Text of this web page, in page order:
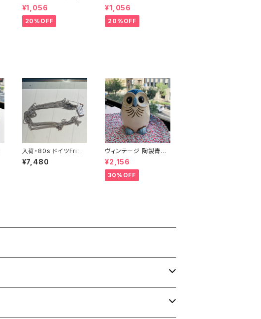
冊とおまけ
¥1,056
20%OFF
ブラック琺瑯プレート
¥1,056
20%OFF
入荷・80s ドイツFried
rich Binder OLD sto
ck ショートチェーン（バ
¥7,480
ヴィンテージ 陶製青い
フクロウ貯金箱
¥2,156
30%OFF